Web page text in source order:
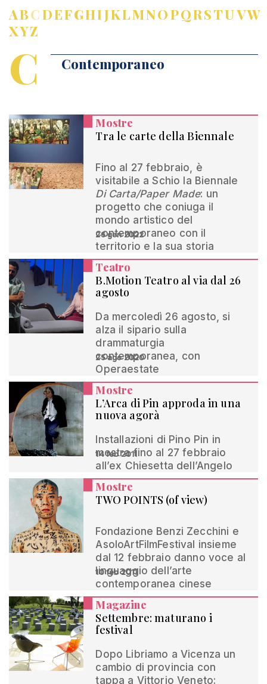
ABCDEFGHIJKLMNOPQRSTUVW
XYZ
C Contemporaneo
Mostre
Tra le carte della Biennale
Fino al 27 febbraio, è
visitabile a Schio la Biennale
Di Carta/Paper Made: un
progetto che coniuga il
mondo artistico del
contemporaneo con il
territorio e la sua storia
26 gen 2022
Teatro
B.Motion Teatro al via dal 26
agosto
Da mercoledì 26 agosto, si
alza il sipario sulla
drammaturgia
contemporanea, con
Operaestate
25 ago 2020
Mostre
L’Arca di Pin approda in una
nuova agorà
Installazioni di Pino Pin in
mostra fino al 27 febbraio
all’ex Chiesetta dell’Angelo
14 feb 2011
Mostre
TWO POINTS (of view)
Fondazione Benzi Zecchini e
AsoloArtFilmFestival insieme
dal 12 febbraio danno voce al
linguaggio dell’arte
contemporanea cinese
10 feb 2011
Magazine
Settembre: maturano i
festival
Dopo Libriamo a Vicenza un
cambio di provincia con
tappa a Vittorio Veneto: